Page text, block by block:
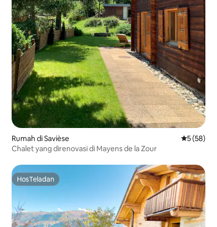
Rumah di Savièse Nilai rata-
5 (58)
Chalet yang direnovasi di Mayens de la Zour
HosTeladan
HosTeladan